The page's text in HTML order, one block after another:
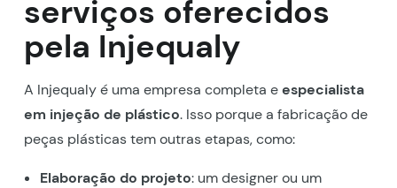
serviços oferecidos
pela Injequaly
A Injequaly é uma empresa completa eespecialista
em injeção de plástico. Isso porque a fabricação de
peças plásticas tem outras etapas, como:
Elaboração do projeto: um designer ou um